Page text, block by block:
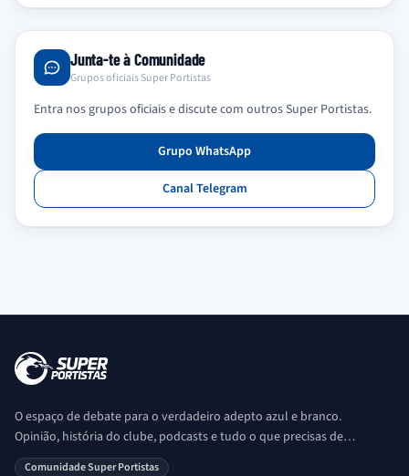
Junta-te à Comunidade
Grupos oficiais Super Portistas
Entra nos grupos oficiais e discute com outros Super Portistas.
Grupo WhatsApp
Canal Telegram
O espaço de debate para o verdadeiro adepto azul e branco.
Opinião, história do clube, podcasts e tudo o que precisas de
saber sobre o universo Porto. Ser Porto é aqui!
Comunidade Super Portistas